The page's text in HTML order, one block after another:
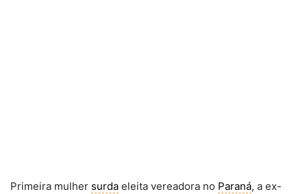
Primeira mulher surda eleita vereadora no Paraná, a ex-